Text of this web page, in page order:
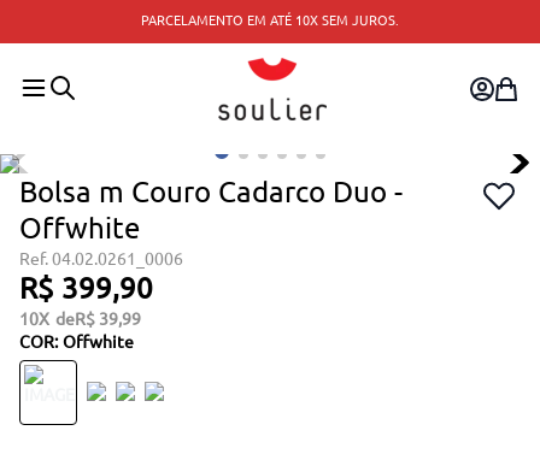
PARCELAMENTO EM ATÉ 10X SEM JUROS.
Bolsa m Couro Cadarco Duo -
Offwhite
04.02.0261_0006
R$ 399,90
10 R$ 39,99
COR: Offwhite